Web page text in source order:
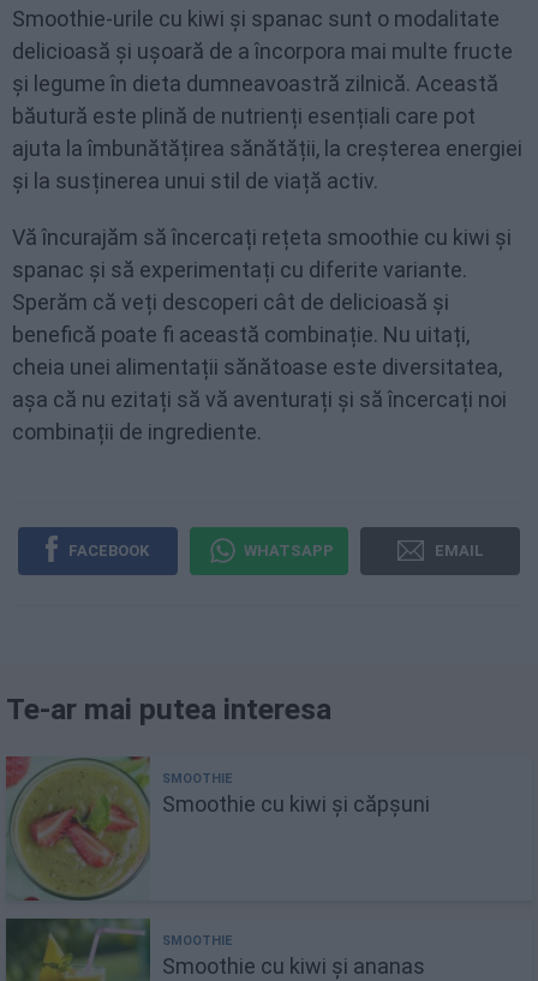
puteți păstra în frigider într-un recipient
etanș pentru până la maxim 24 de ore.
asemenea, puteți utiliza suc de fructe, dar
fiți conștient de conținutul de zahăr
adițional.
smoothie și poate adăuga o textură mai
groasă și mai răcoritoare.
Smoothie-urile cu kiwi și spanac sunt o modalitate
delicioasă și ușoară de a încorpora mai multe fructe
și legume în dieta dumneavoastră zilnică. Această
băutură este plină de nutrienți esențiali care pot
ajuta la îmbunătățirea sănătății, la creșterea energiei
și la susținerea unui stil de viață activ.
Vă încurajăm să încercați rețeta smoothie cu kiwi și
spanac și să experimentați cu diferite variante.
Sperăm că veți descoperi cât de delicioasă și
benefică poate fi această combinație. Nu uitați,
cheia unei alimentații sănătoase este diversitatea,
așa că nu ezitați să vă aventurați și să încercați noi
combinații de ingrediente.
FACEBOOK WHATSAPP EMAIL
Te-ar mai putea interesa
Smoothie cu kiwi și căpșuni
Smoothie cu kiwi și ananas